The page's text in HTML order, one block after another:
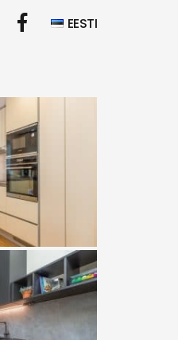
EESTI